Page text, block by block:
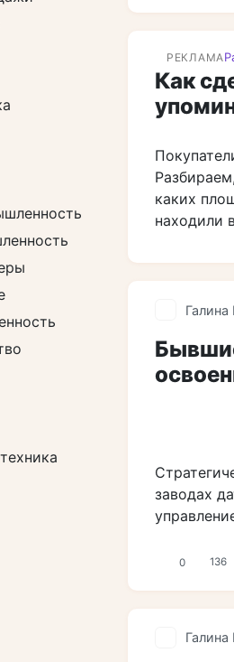
РЕКЛАМА
Как
каких
находили
заводах
0 136